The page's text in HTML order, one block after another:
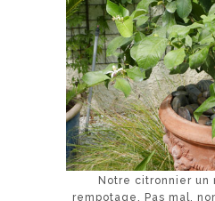
Notre citronnier un
rempotage. Pas mal,